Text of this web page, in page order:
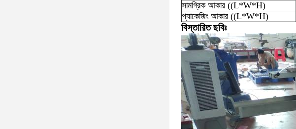
সামগ্রিক আকার ((L*W*H)
প্যাকেজিং আকার ((L*W*H)
বিস্তারিত ছবিঃ